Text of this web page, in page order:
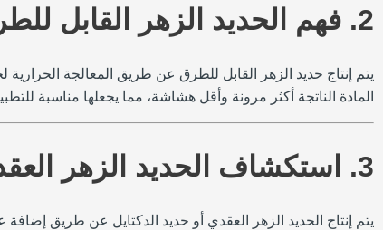
2. فهم الحديد الزهر القابل للطرق
يتم إنتاج حديد الزهر القابل للطرق عن طريق المعالجة
المادة الناتجة أكثر مرونة وأقل هشاشة، مما يجعلها مناسبة
3. استكشاف الحديد الزهر العقدي
يتم إنتاج الحديد الزهر العقدي أو حديد الدكتايل عن طريق